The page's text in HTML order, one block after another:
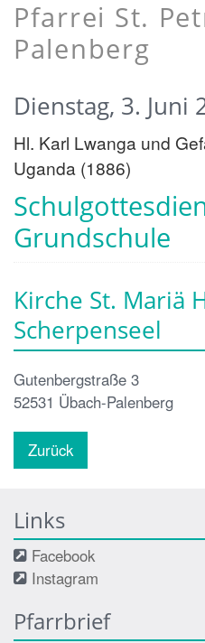
Pfarrei St.
Palenberg
Grundschule
Dienstag, 3. Juni
Hl. Karl Lwanga und
Uganda (1886)
Kirche St. Mariä
Scherpenseel
Gutenbergstraße 3
52531 Übach-Palenberg
Zurück
Links
Facebook
Instagram
Pfarrbrief